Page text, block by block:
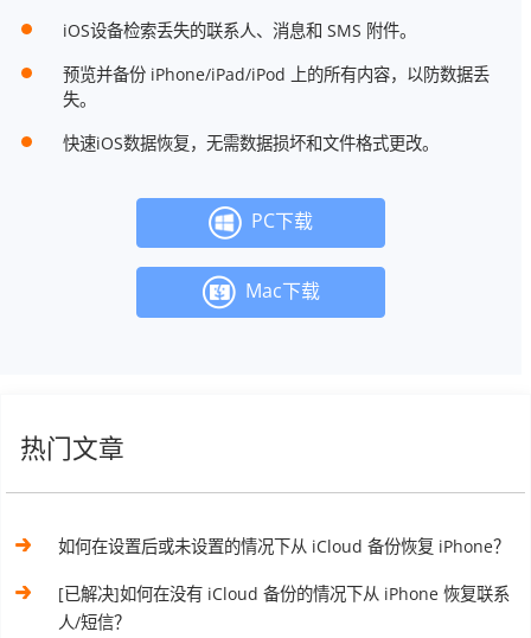
iOS设备检索丢失的联系人、消息和 SMS 附件。
预览并备份 iPhone/iPad/iPod 上的所有内容，以防数据丢
失。
快速iOS数据恢复，无需数据损坏和文件格式更改。
PC下载
Mac下载
热门文章
如何在设置后或未设置的情况下从 iCloud 备份恢复 iPhone？
[已解决]如何在没有 iCloud 备份的情况下从 iPhone 恢复联系
人/短信？